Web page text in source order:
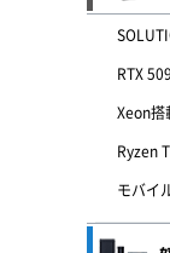
RTX
Xeon搭
Ryzen
モバイ